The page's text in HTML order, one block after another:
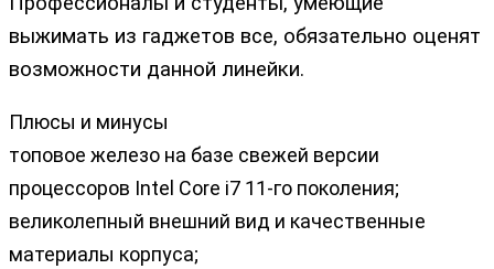
выжимать из гаджетов все, обязательно оценят
возможности данной линейки.
Плюсы и минусы
топовое железо на базе свежей версии
процессоров Intel Core i7 11-го поколения;
великолепный внешний вид и качественные
материалы корпуса;